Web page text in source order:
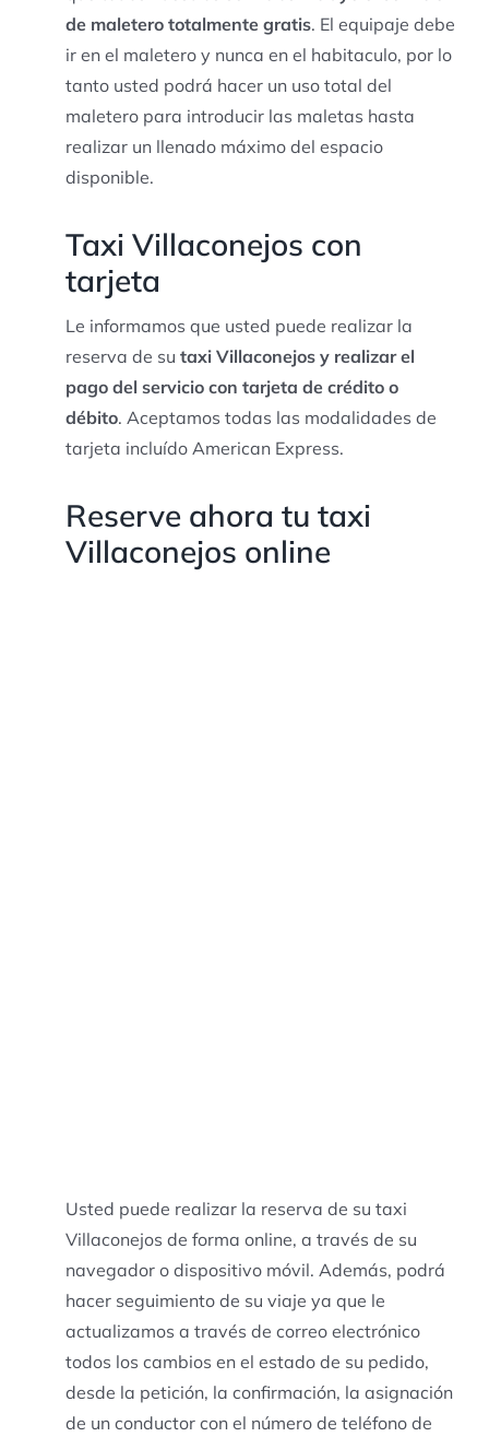
de maletero totalmente gratis. El equipaje debe
ir en el maletero y nunca en el habitaculo, por lo
tanto usted podrá hacer un uso total del
maletero para introducir las maletas hasta
realizar un llenado máximo del espacio
disponible.
Taxi Villaconejos con
tarjeta
Le informamos que usted puede realizar la
reserva de su taxi Villaconejos y realizar el
pago del servicio con tarjeta de crédito o
débito. Aceptamos todas las modalidades de
tarjeta incluído American Express.
Reserve ahora tu taxi
Villaconejos online
Usted puede realizar la reserva de su taxi
Villaconejos de forma online, a través de su
navegador o dispositivo móvil. Además, podrá
hacer seguimiento de su viaje ya que le
actualizamos a través de correo electrónico
todos los cambios en el estado de su pedido,
desde la petición, la confirmación, la asignación
de un conductor con el número de teléfono de